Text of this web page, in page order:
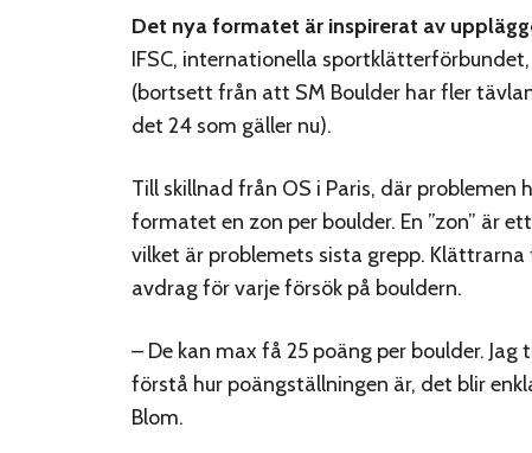
Det nya formatet är inspirerat av
IFSC, internationella
(bortsett från att SM Boulder har fler
det 24 som gäller nu).
Till skillnad från OS i Paris, där problemen
formatet en zon per boulder. En ”zon” är
vilket är problemets sista grepp.
avdrag för varje försök på bouldern.
– De kan max få 25 poäng per boulder.
förstå hur poängställningen är, det blir
Blom.